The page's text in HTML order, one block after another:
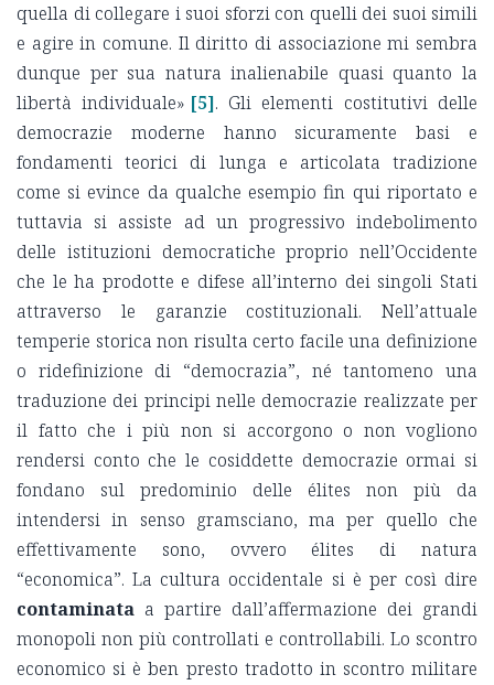
quella di collegare i suoi sforzi con quelli dei suoi simili
e agire in comune. Il diritto di associazione mi sembra
dunque per sua natura inalienabile quasi quanto la
libertà individuale» [5]. Gli elementi costitutivi delle
democrazie moderne hanno sicuramente basi e
fondamenti teorici di lunga e articolata tradizione
come si evince da qualche esempio fin qui riportato e
tuttavia si assiste ad un progressivo indebolimento
delle istituzioni democratiche proprio nell’Occidente
che le ha prodotte e difese all’interno dei singoli Stati
attraverso le garanzie costituzionali. Nell’attuale
temperie storica non risulta certo facile una definizione
o ridefinizione di “democrazia”, né tantomeno una
traduzione dei principi nelle democrazie realizzate per
il fatto che i più non si accorgono o non vogliono
rendersi conto che le cosiddette democrazie ormai si
fondano sul predominio delle élites non più da
intendersi in senso gramsciano, ma per quello che
effettivamente sono, ovvero élites di natura
“economica”. La cultura occidentale si è per così dire
contaminata a partire dall’affermazione dei grandi
monopoli non più controllati e controllabili. Lo scontro
economico si è ben presto tradotto in scontro militare